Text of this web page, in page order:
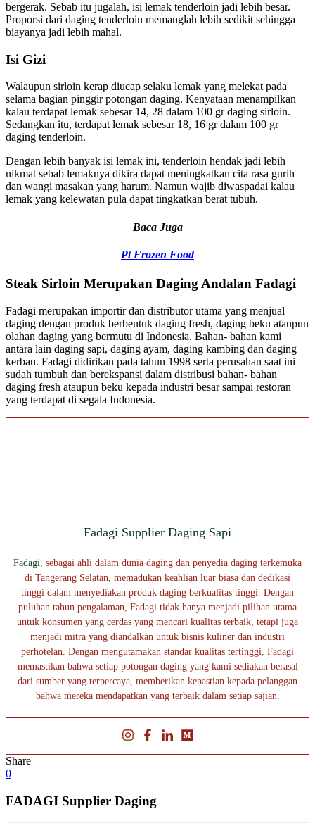
bergerak. Sebab itu jugalah, isi lemak tenderloin jadi lebih besar.
Proporsi dari daging tenderloin memanglah lebih sedikit sehingga
biayanya jadi lebih mahal.
Isi Gizi
Walaupun sirloin kerap diucap selaku lemak yang melekat pada
selama bagian pinggir potongan daging. Kenyataan menampilkan
kalau terdapat lemak sebesar 14, 28 dalam 100 gr daging sirloin.
Sedangkan itu, terdapat lemak sebesar 18, 16 gr dalam 100 gr
daging tenderloin.
Dengan lebih banyak isi lemak ini, tenderloin hendak jadi lebih
nikmat sebab lemaknya dikira dapat meningkatkan cita rasa gurih
dan wangi masakan yang harum. Namun wajib diwaspadai kalau
lemak yang kelewatan pula dapat tingkatkan berat tubuh.
Baca Juga
Pt Frozen Food
Steak Sirloin Merupakan Daging Andalan Fadagi
Fadagi merupakan importir dan distributor utama yang menjual
daging dengan produk berbentuk daging fresh, daging beku ataupun
olahan daging yang bermutu di Indonesia. Bahan- bahan kami
antara lain daging sapi, daging ayam, daging kambing dan daging
kerbau. Fadagi didirikan pada tahun 1998 serta perusahan saat ini
sudah tumbuh dan berekspansi dalam distribusi bahan- bahan
daging fresh ataupun beku kepada industri besar sampai restoran
yang terdapat di segala Indonesia.
Fadagi Supplier Daging Sapi
Fadagi , sebagai ahli dalam dunia daging dan penyedia daging terkemuka
di Tangerang Selatan, memadukan keahlian luar biasa dan dedikasi
tinggi dalam menyediakan produk daging berkualitas tinggi. Dengan
puluhan tahun pengalaman, Fadagi tidak hanya menjadi pilihan utama
untuk konsumen yang cerdas yang mencari kualitas terbaik, tetapi juga
menjadi mitra yang diandalkan untuk bisnis kuliner dan industri
perhotelan. Dengan mengutamakan standar kualitas tertinggi, Fadagi
memastikan bahwa setiap potongan daging yang kami sediakan berasal
dari sumber yang terpercaya, memberikan kepastian kepada pelanggan
bahwa mereka mendapatkan yang terbaik dalam setiap sajian.
Share
0
FADAGI Supplier Daging